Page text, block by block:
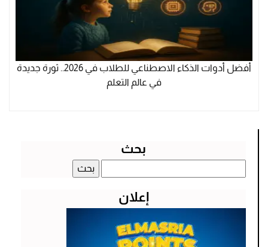
أفضل أدوات الذكاء الاصطناعي للطلاب في 2026.. ثورة جديدة
في عالم التعلم
بحث
عن:
إعلان